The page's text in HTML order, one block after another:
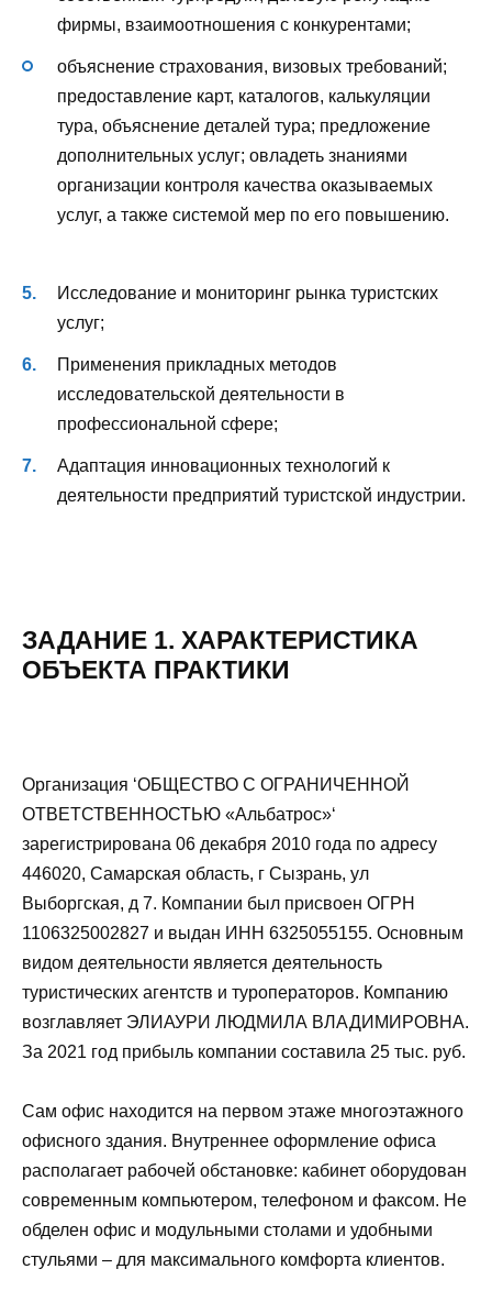
фирмы, взаимоотношения с конкурентами;
объяснение страхования, визовых требований;
предоставление карт, каталогов, калькуляции
тура, объяснение деталей тура; предложение
дополнительных услуг; овладеть знаниями
организации контроля качества оказываемых
услуг, а также системой мер по его повышению.
Исследование и мониторинг рынка туристских
услуг;
Применения прикладных методов
исследовательской деятельности в
профессиональной сфере;
Адаптация инновационных технологий к
деятельности предприятий туристской индустрии.
ЗАДАНИЕ 1. ХАРАКТЕРИСТИКА
ОБЪЕКТА ПРАКТИКИ
Организация ‘ОБЩЕСТВО С ОГРАНИЧЕННОЙ
ОТВЕТСТВЕННОСТЬЮ «Альбатрос»‘
зарегистрирована 06 декабря 2010 года по адресу
446020, Самарская область, г Сызрань, ул
Выборгская, д 7. Компании был присвоен ОГРН
1106325002827 и выдан ИНН 6325055155. Основным
видом деятельности является деятельность
туристических агентств и туроператоров. Компанию
возглавляет ЭЛИАУРИ ЛЮДМИЛА ВЛАДИМИРОВНА.
За 2021 год прибыль компании составила 25 тыс. руб.
Сам офис находится на первом этаже многоэтажного
офисного здания. Внутреннее оформление офиса
располагает рабочей обстановке: кабинет оборудован
современным компьютером, телефоном и факсом. Не
обделен офис и модульными столами и удобными
стульями – для максимального комфорта клиентов.